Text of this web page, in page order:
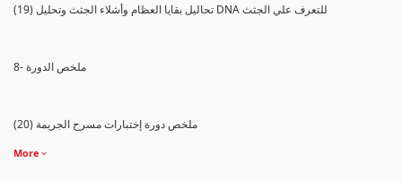
(19) تحاليل بقايا العظام وأشلاء الجثث وتحليل DNA للتعرف علي الجثث
8- ملخص الدورة
(20) ملخص دورة إختبارات مسرح الجريمة
More